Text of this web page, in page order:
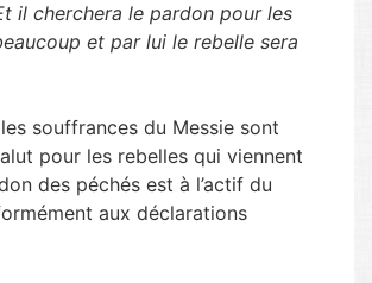
il cherchera le pardon pour les
et par lui le rebelle sera
souffrances du Messie sont
pour les rebelles qui viennent
des péchés est à l’actif du
aux déclarations